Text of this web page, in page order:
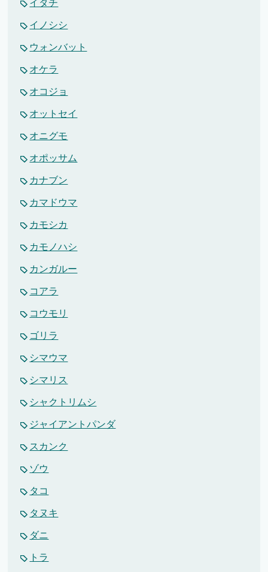
イタチ
イノシシ
ウォンバット
オケラ
オコジョ
オットセイ
オニグモ
オポッサム
カナブン
カマドウマ
カモシカ
カモノハシ
カンガルー
コアラ
コウモリ
ゴリラ
シマウマ
シマリス
シャクトリムシ
ジャイアントパンダ
スカンク
ゾウ
タコ
タヌキ
ダニ
トラ